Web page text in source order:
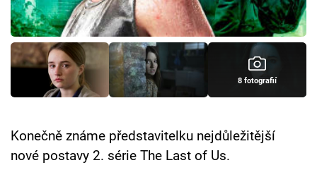
Pořady
TV Program
Sledujte prima+ 8 fotografií
Konečně známe představitelku nejdůležitější
nové postavy 2. série The Last of Us.